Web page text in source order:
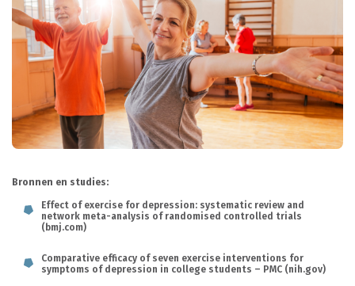
Bronnen en studies:
Effect of exercise for depression: systematic review and
network meta-analysis of randomised controlled trials
(bmj.com)
Comparative efficacy of seven exercise interventions for
symptoms of depression in college students – PMC (nih.gov)